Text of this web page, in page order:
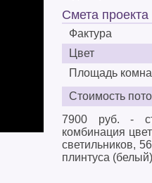
Смета проекта
Фактура
Цвет
Площадь
Стоимость
7900 руб. -
комбинация
светильников,
плинтуса (белый)